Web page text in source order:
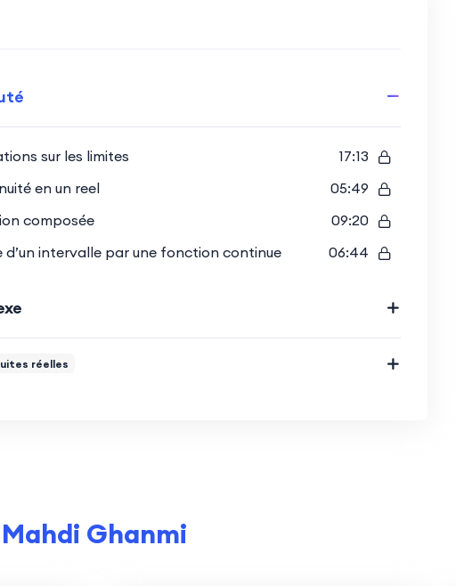
sur les limites
17:13
en un reel
05:49
composée
09:20
intervalle par une fonction continue
06:44
réelles
Mahdi Ghanmi